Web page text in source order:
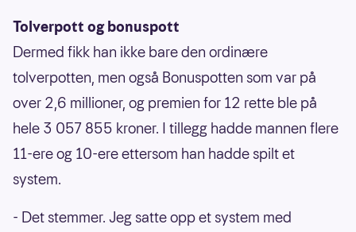
Tolverpott og bonuspott
Dermed fikk han ikke bare den ordinære
tolverpotten, men også Bonuspotten som var på
over 2,6 millioner, og premien for 12 rette ble på
hele 3 057 855 kroner. I tillegg hadde mannen flere
11-ere og 10-ere ettersom han hadde spilt et
system.
- Det stemmer. Jeg satte opp et system med